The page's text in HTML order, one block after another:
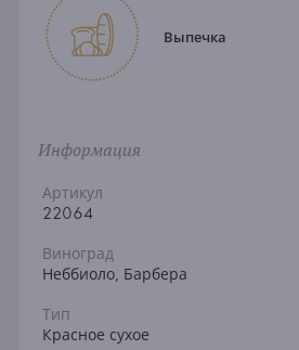
Выпечка
Информация
Артикул
22064
Виноград
Неббиоло, Барбера
Тип
Красное сухое